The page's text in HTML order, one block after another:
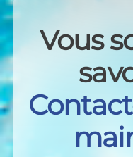
Vous